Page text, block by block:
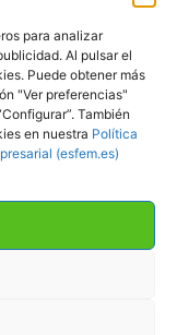
para analizar
Al pulsar el
Puede obtener más
"Ver preferencias"
También
en nuestra Política
(esfem.es)